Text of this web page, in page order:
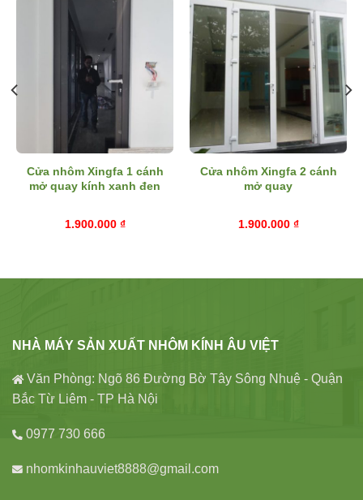
Cửa nhôm Xingfa 1 cánh
mở quay kính xanh đen
1.900.000 ₫
Cửa nhôm Xingfa 2 cánh
mở quay
1.900.000 ₫
NHÀ MÁY SẢN XUẤT NHÔM KÍNH ÂU VIỆT
Văn Phòng: Ngõ 86 Đường Bờ Tây Sông Nhuệ - Quận
Bắc Từ Liêm - TP Hà Nội
0977 730 666
nhomkinhauviet8888@gmail.com